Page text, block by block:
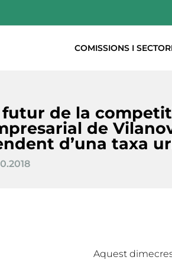
COMISSIONS I
futur de la
de
d’una taxa
Aquest